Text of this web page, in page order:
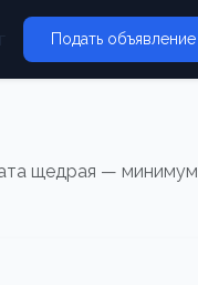
Подать объявление
щедрая — минимум